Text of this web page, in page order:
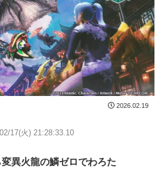
2026.02.19
17(火) 21:28:33.10
異火龍の鱗ゼロでわろた